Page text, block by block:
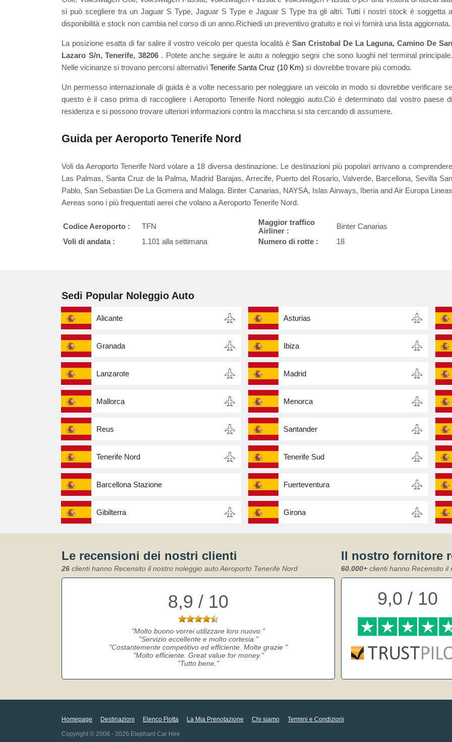
si può scegliere tra un Jaguar S Type, Jaguar S Type e Jaguar S Type tra gli altri. Tutti i nostri stock è soggetta a
disponibilità e stock non cambia nel corso di un anno.Richiedi un preventivo gratuito e noi vi fornirà una lista aggiornata.
La posizione esatta di far salire il vostro veicolo per questa località è San Cristobal De La Laguna, Camino De San
Lazaro S/n, Tenerife, 38206 . Potete anche seguire le auto a noleggio segni che sono luoghi nel terminal principale.
Nelle vicinanze si trovano percorsi alternativi Tenerife Santa Cruz (10 Km) si dovrebbe trovare più comodo.
Un permesso internazionale di guida è a volte necessario per noleggiare un veicolo in modo si dovrebbe verificare se
questo è il caso prima di raccogliere i Aeroporto Tenerife Nord noleggio auto.Ciò è determinato dal vostro paese di
residenza e si possono trovare ulteriori informazioni contro la macchina si sta cercando di assumere.
Guida per Aeroporto Tenerife Nord
Voli da Aeroporto Tenerife Nord volare a 18 diversa destinazione. Le destinazioni più popolari arrivano a comprendere
Las Palmas, Santa Cruz de la Palma, Madrid Barajas, Arrecife, Puerto del Rosario, Valverde, Barcellona, Sevilla San
Pablo, San Sebastian De La Gomera and Malaga. Binter Canarias, NAYSA, Islas Airways, Iberia and Air Europa Lineas
Aereas sono i più frequentati aerei che volano a Aeroporto Tenerife Nord.
Codice Aeroporto : TFN
Maggior traffico
Airliner :
Binter Canarias
Voli di andata :
1.101 alla settimana Numero di rotte : 18
Sedi Popular Noleggio Auto
Alicante Asturias
Granada Ibiza
Lanzarote Madrid
Mallorca Menorca
Reus Santander
Tenerife Nord Tenerife Sud
Barcellona Stazione Fuerteventura
Gibilterra Girona
Le recensioni dei nostri clienti
26 clienti hanno Recensito il nostro noleggio auto Aeroporto Tenerife Nord
8,9 / 10
Molto buono vorrei utilizzare loro nuovo.
Servizio eccellente e molto cortesia.
Costantemente competitivo ed efficiente. Molte grazie
Molto efficiente. Great value for money.
Tutto bene.
Il nostro fornitore
60.000+ clienti hanno Recensito il
9,0 / 10
Homepage Destinazioni Elenco Flotta La Mia Prenotazione Chi siamo Termini e Condizioni
Copyright © 2008 - 2026 Elephant Car Hire